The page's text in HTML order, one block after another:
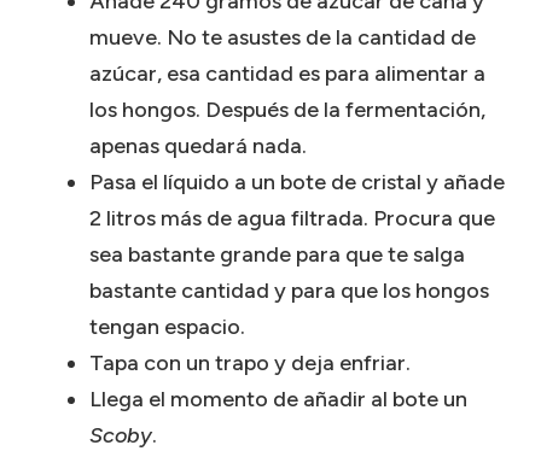
mueve. No te asustes de la cantidad de
azúcar, esa cantidad es para alimentar a
los hongos. Después de la fermentación,
apenas quedará nada.
Pasa el líquido a un bote de cristal y añade
2 litros más de agua filtrada. Procura que
sea bastante grande para que te salga
bastante cantidad y para que los hongos
tengan espacio.
Tapa con un trapo y deja enfriar.
Llega el momento de añadir al bote un
Scoby.